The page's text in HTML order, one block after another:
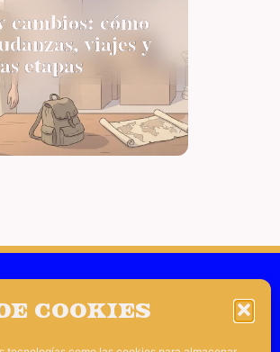
cookies
cambios: cómo
viajes y
etapas
Aurelio